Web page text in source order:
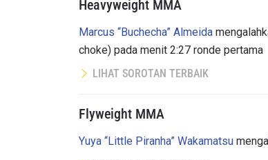
Heavyweight MMA
Marcus “Buchecha” Almeida
choke) pada menit 2:27 ronde pertama
LIHAT SOROTAN TERBAIK
Flyweight MMA
Yuya “Little Piranha” Wakamatsu